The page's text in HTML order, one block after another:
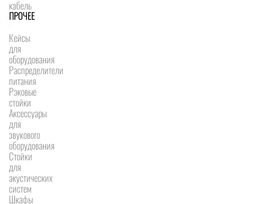
кабель
ПРОЧЕЕ
Кейсы
для
оборудования
Распределители
питания
Рэковые
стойки
Аксессуары
для
звукового
оборудования
Стойки
для
акустических
систем
Шкафы